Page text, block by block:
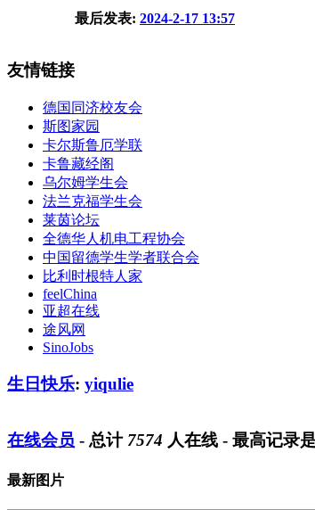
最后发表: 2024-2-17 13:57
友情链接
德国同济校友会
斯图家园
卡尔斯鲁厄学联
卡鲁藏经阁
乌尔姆学生会
法兰克福学生会
莱茵论坛
全德华人机电工程协会
中国留德学生学者联合会
比利时根特人家
feelChina
亚超在线
途风网
SinoJobs
生日快乐: yiqulie
在线会员 - 总计 7574 人在线 - 最高记录
最新图片